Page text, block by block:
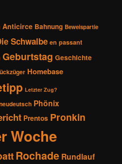
Anticirce Bahnung Beweispartie
Schwalbe en passant
Geburtstag Geschichte
Homebase
Letzter Zug?
Phönix
Prentos Pronkin
Woche
Rochade Rundlauf